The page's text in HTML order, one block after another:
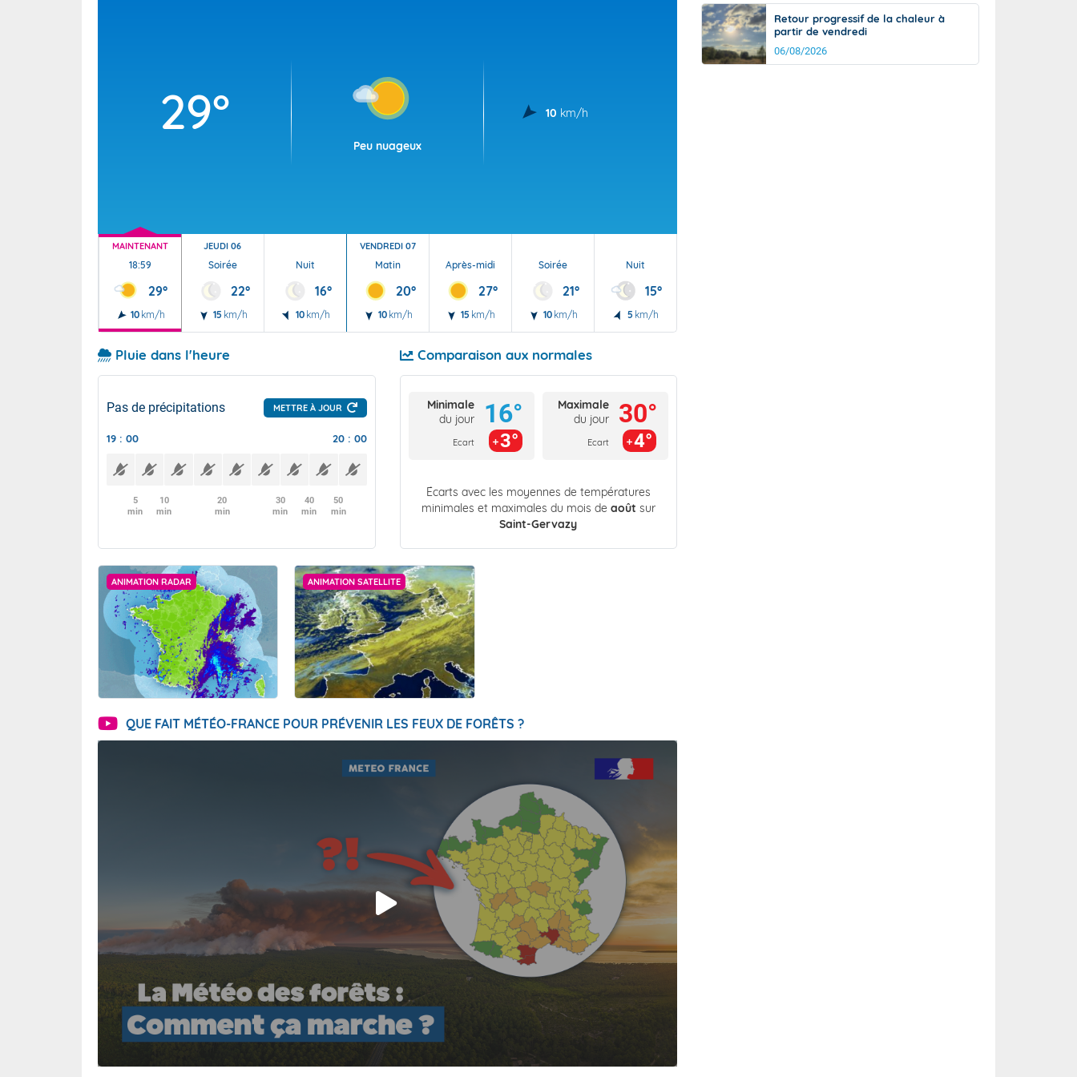
29°
Peu nuageux
10 km/h
MAINTENANT
18:59
29°
10 km/h
JEUDI 06
Soirée
22°
15 km/h
Nuit
16°
10 km/h
VENDREDI 07
Matin
20°
10 km/h
Après-midi
27°
15 km/h
Soirée
21°
10 km/h
Nuit
15°
5 km/h
Pluie dans l'heure
Pas de précipitations METTRE À JOUR
19 : 00 20 : 00
5
min
10
min
20
min
30
min
40
min
50
min
Comparaison aux normales
Minimale
du jour
Ecart
16°
3°
Maximale
du jour
Ecart
30°
4°
Écarts avec les moyennes de températures
minimales et maximales du mois de août sur
Saint-Gervazy
ANIMATION RADAR ANIMATION SATELLITE
QUE FAIT MÉTÉO-FRANCE POUR PRÉVENIR LES FEUX DE FORÊTS ?
Retour progressif de la chaleur à
partir de vendredi
06/08/2026